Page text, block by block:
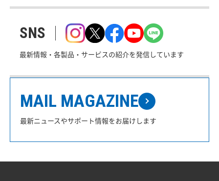
SNS
最新情報・各製品・サービスの紹介を発信しています
MAIL MAGAZINE
最新ニュースやサポート情報をお届けします